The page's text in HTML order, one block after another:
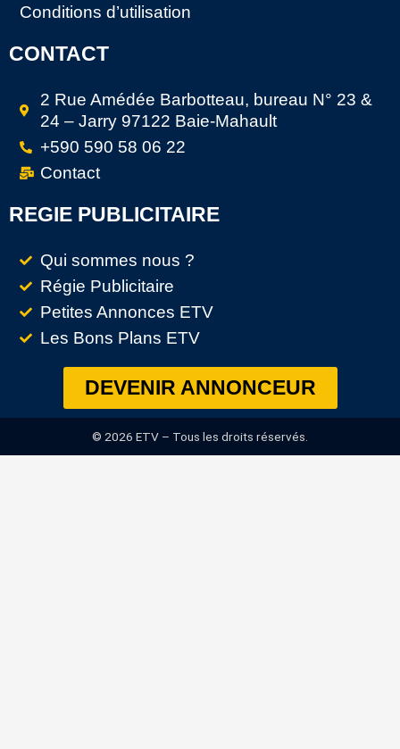
Conditions d’utilisation
CONTACT
2 Rue Amédée Barbotteau, bureau N° 23 &
24 – Jarry 97122 Baie-Mahault
+590 590 58 06 22
Contact
REGIE PUBLICITAIRE
Qui sommes nous ?
Régie Publicitaire
Petites Annonces ETV
Les Bons Plans ETV
DEVENIR ANNONCEUR
© 2026 ETV – Tous les droits réservés.